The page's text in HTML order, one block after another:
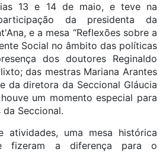
13 e 14 de maio, e teve na
da presidenta da
e a mesa “Reflexões sobre a
Social no âmbito das políticas
dos doutores Reginaldo
das mestras Mariana Arantes
da diretora da Seccional Gláucia
um momento especial para
Seccional.
atividades, uma mesa histórica
fizeram a diferença para o